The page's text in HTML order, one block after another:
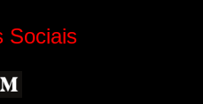
Sociais